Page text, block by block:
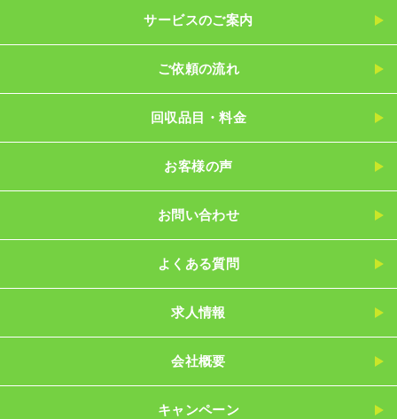
サービスのご案内
ご依頼の流れ
回収品目・料金
お客様の声
お問い合わせ
よくある質問
求人情報
会社概要
キャンペーン